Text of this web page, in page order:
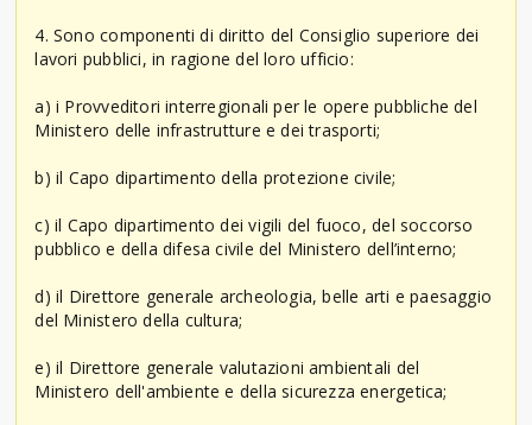
4. Sono componenti di diritto del Consiglio superiore dei
lavori pubblici, in ragione del loro ufficio:
a) i Provveditori interregionali per le opere pubbliche del
Ministero delle infrastrutture e dei trasporti;
b) il Capo dipartimento della protezione civile;
c) il Capo dipartimento dei vigili del fuoco, del soccorso
pubblico e della difesa civile del Ministero dell’interno;
d) il Direttore generale archeologia, belle arti e paesaggio
del Ministero della cultura;
e) il Direttore generale valutazioni ambientali del
Ministero dell'ambiente e della sicurezza energetica;